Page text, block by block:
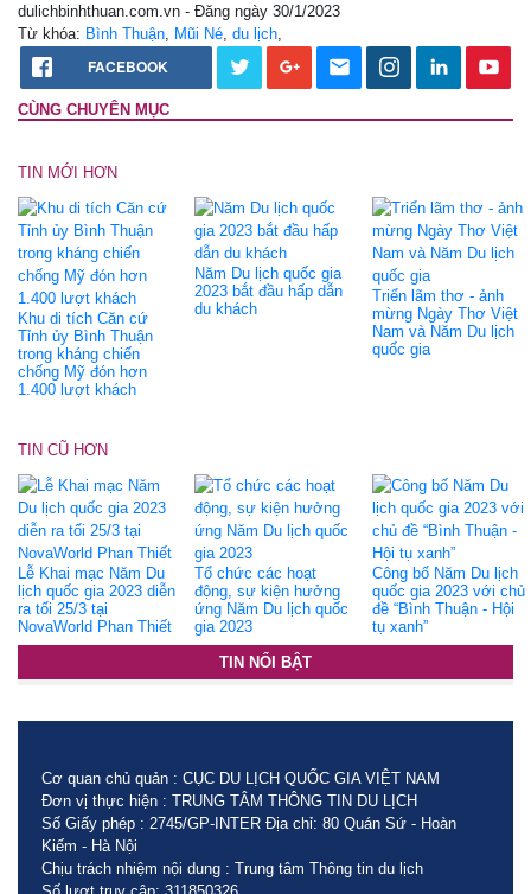
dulichbinhthuan.com.vn - Đăng ngày 30/1/2023
Từ khóa: Bình Thuận, Mũi Né, du lịch,
FACEBOOK
CÙNG CHUYÊN MỤC
TIN MỚI HƠN
Khu di tích Căn cứ
Tỉnh ủy Bình Thuận
trong kháng chiến
chống Mỹ đón hơn
1.400 lượt khách
Năm Du lịch quốc gia
2023 bắt đầu hấp dẫn
du khách
Triển lãm thơ - ảnh
mừng Ngày Thơ Việt
Nam và Năm Du lịch
quốc gia
TIN CŨ HƠN
Lễ Khai mạc Năm Du
lịch quốc gia 2023 diễn
ra tối 25/3 tại
NovaWorld Phan Thiết
Tổ chức các hoạt
động, sự kiện hưởng
ứng Năm Du lịch quốc
gia 2023
Công bố Năm Du lịch
quốc gia 2023 với chủ
đề “Bình Thuận - Hội
tụ xanh”
TIN NỔI BẬT
Cơ quan chủ quản : CỤC DU LỊCH QUỐC GIA VIỆT NAM
Đơn vị thực hiện : TRUNG TÂM THÔNG TIN DU LỊCH
Số Giấy phép : 2745/GP-INTER Địa chỉ: 80 Quán Sứ - Hoàn
Kiếm - Hà Nội
Chịu trách nhiệm nội dung : Trung tâm Thông tin du lịch